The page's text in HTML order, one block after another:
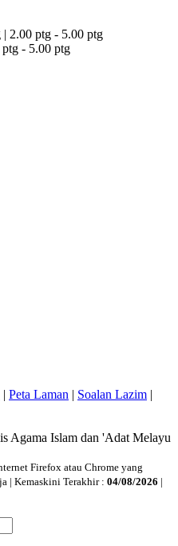
2.00 ptg - 5.00 ptg
- 5.00 ptg
Peta Laman Soalan Lazim
Agama Islam dan 'Adat Melayu
Firefox atau Chrome yang
| Kemaskini Terakhir : 04/08/2026 |